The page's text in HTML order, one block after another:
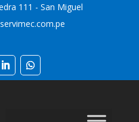
111 - San Miguel